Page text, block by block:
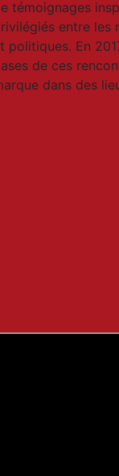
témoignages
entre les
politiques. En
de ces
dans des